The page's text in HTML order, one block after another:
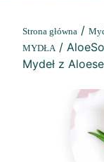
Strona główna /
MYDŁA/
Mydeł z